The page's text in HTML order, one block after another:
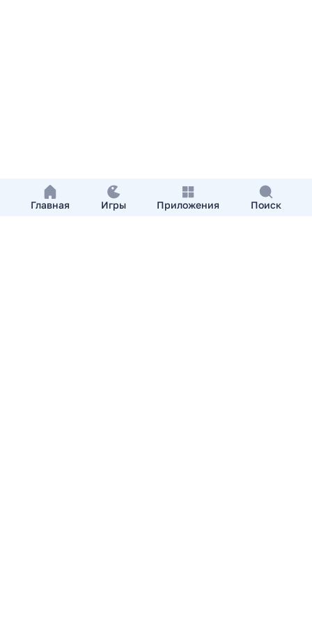
Главная Игры Приложения Поиск